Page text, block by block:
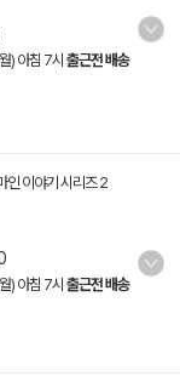
) 아침 7시 출근전 배송
인 이야기 시리즈 2
) 아침 7시 출근전 배송